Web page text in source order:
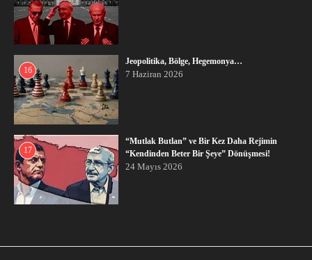
16
Jeopolitika, Bölge, Hegemonya…
7 Haziran 2026
17
“Mutlak Butlan” ve Bir Kez Daha Rejimin
“Kendinden Beter Bir Şeye” Dönüşmesi!
24 Mayıs 2026